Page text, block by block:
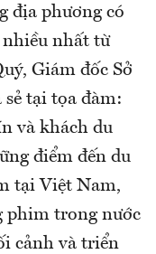
địa phương có
nhất từ
Giám đốc Sở
tại tọa đàm:
và khách du
điểm đến du
tại Việt Nam,
phim trong nước
cảnh và triển